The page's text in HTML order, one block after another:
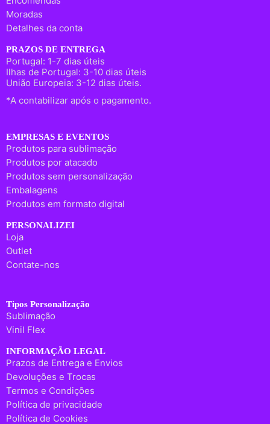
Moradas
Detalhes da conta
PRAZOS DE ENTREGA
Portugal: 1-7 dias úteis
Ilhas de Portugal: 3-10 dias úteis
União Europeia: 3-12 dias úteis.
*A contabilizar após o pagamento.
EMPRESAS E EVENTOS
Produtos para sublimação
Produtos por atacado
Produtos sem personalização
Embalagens
Produtos em formato digital
PERSONALIZEI
Loja
Outlet
Contate-nos
Tipos Personalização
Sublimação
Vinil Flex
INFORMAÇÃO LEGAL
Prazos de Entrega e Envios
Devoluções e Trocas
Termos e Condições
Política de privacidade
Política de Cookies